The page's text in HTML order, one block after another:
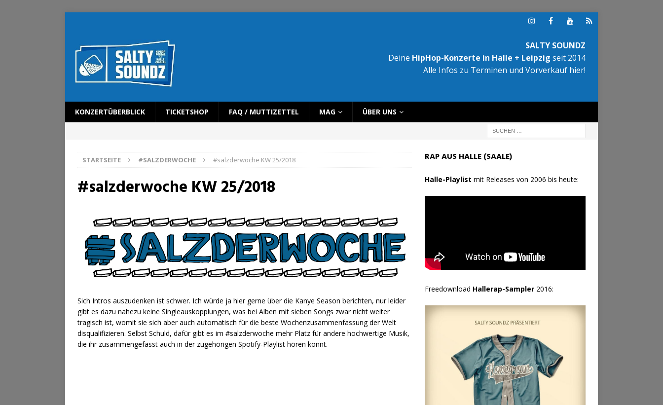
SALTY SOUNDZ
Deine HipHop-Konzerte in Halle + Leipzig seit 2014
Alle Infos zu Terminen und Vorverkauf hier!
KONZERTÜBERBLICK TICKETSHOP FAQ / MUTTIZETTEL MAG ÜBER UNS
STARTSEITE #SALZDERWOCHE #salzderwoche KW 25/2018
#salzderwoche KW 25/2018
Sich Intros auszudenken ist schwer. Ich würde ja hier gerne über die Kanye Season berichten, nur leider
gibt es dazu nahezu keine Singleauskopplungen, was bei Alben mit sieben Songs zwar nicht weiter
tragisch ist, womit sie sich aber auch automatisch für die beste Wochenzusammenfassung der Welt
disqualifizieren. Selbst Schuld, dafür gibt es im #salzderwoche mehr Platz für andere hochwertige Musik,
die ihr zusammengefasst auch in der zugehörigen Spotify-Playlist hören könnt.
RAP AUS HALLE (SAALE)
Halle-Playlist mit Releases von 2006 bis heute:
Freedownload Hallerap-Sampler2016: